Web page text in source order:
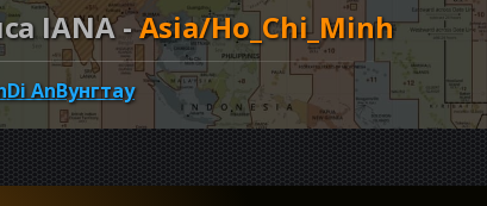
IANA -Asia/Ho_Chi_Minh
Di AnВунгтау